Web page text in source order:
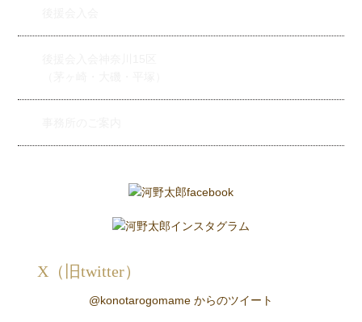
X（旧twitter）
@konotarogomame からのツイート